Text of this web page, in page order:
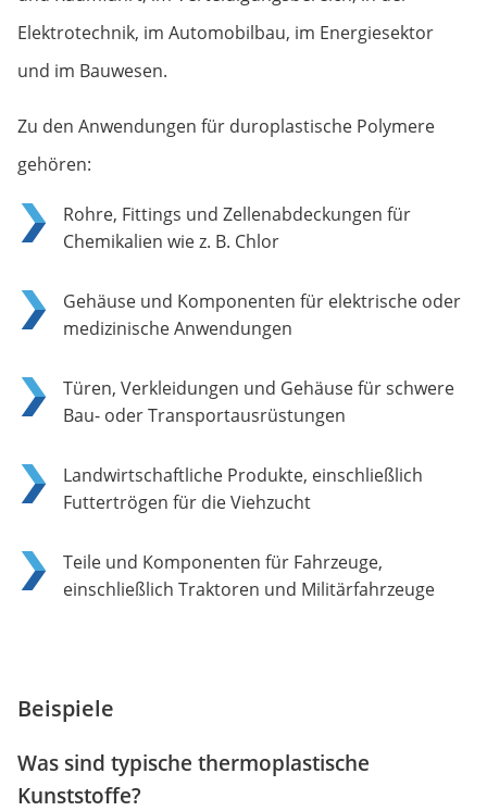
Elektrotechnik, im Automobilbau, im Energiesektor
und im Bauwesen.
Zu den Anwendungen für duroplastische Polymere
gehören:
Rohre, Fittings und Zellenabdeckungen für
Chemikalien wie z. B. Chlor
Gehäuse und Komponenten für elektrische oder
medizinische Anwendungen
Türen, Verkleidungen und Gehäuse für schwere
Bau- oder Transportausrüstungen
Landwirtschaftliche Produkte, einschließlich
Futtertrögen für die Viehzucht
Teile und Komponenten für Fahrzeuge,
einschließlich Traktoren und Militärfahrzeuge
Beispiele
Was sind typische thermoplastische
Kunststoffe?